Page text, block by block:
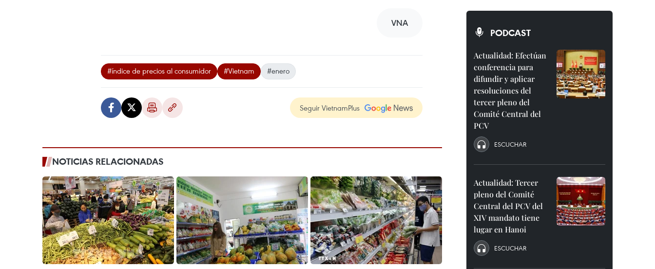
VNA
#índice de precios al consumidor #Vietnam #enero
Seguir VietnamPlus
NOTICIAS RELACIONADAS
PODCAST
Actualidad: Efectúan
conferencia para
difundir y aplicar
resoluciones del
tercer pleno del
Comité Central del
PCV
ESCUCHAR
Actualidad: Tercer
pleno del Comité
Central del PCV del
XIV mandato tiene
lugar en Hanoi
ESCUCHAR